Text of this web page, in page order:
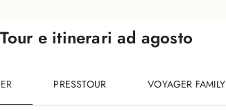
Tour e itinerari ad agosto
PRESSTOUR VOYAGER FAMILY